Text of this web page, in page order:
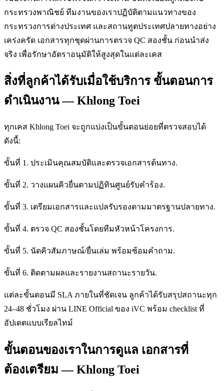
กระทรวงพาณิชย์ ทีมงานของเราปฏิบัติตามแนวทางของ
กระทรวงการต่างประเทศ และสถานทูตประเทศปลายทางอย่าง
เคร่งครัด เอกสารทุกชุดผ่านการตรวจ QC สองชั้น ก่อนนำส่ง
จริง เพื่อรักษาอัตราอนุมัติให้สูงสุดในแต่ละเคส
สิ่งที่ลูกค้าได้รับเมื่อใช้บริการ ขั้นตอนการ
ดำเนินงาน — Khlong Toei
ทุกเคส Khlong Toei จะถูกแบ่งเป็นขั้นตอนย่อยที่ตรวจสอบได้
ดังนี้:
ขั้นที่ 1. ประเมินคุณสมบัติและตรวจเอกสารต้นทาง.
ขั้นที่ 2. วางแผนคิวยื่นตามปฏิทินศูนย์รับคำร้อง.
ขั้นที่ 3. เตรียมเอกสารและแปลรับรองตามมาตรฐานปลายทาง.
ขั้นที่ 4. ตรวจ QC สองชั้นโดยทีมหัวหน้าโครงการ.
ขั้นที่ 5. นัดคิวสัมภาษณ์/ยื่นเล่ม พร้อมซ้อมคำถาม.
ขั้นที่ 6. ติดตามผลและรายงานสถานะรายวัน.
แต่ละขั้นตอนมี SLA ภายในที่ชัดเจน ลูกค้าได้รับสรุปสถานะทุก
24–48 ชั่วโมง ผ่าน LINE Official ของ iVC พร้อม checklist ที่
อัปเดตแบบเรียลไทม์
ขั้นตอนของเราในการดูแล เอกสารที่
ต้องเตรียม — Khlong Toei